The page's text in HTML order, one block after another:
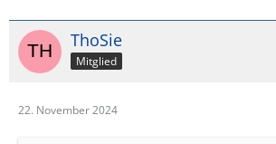
ThoSie
Mitglied
22. November 2024